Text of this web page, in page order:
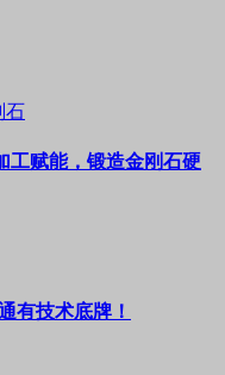
石
工赋能，锻造金刚石硬
有技术底牌！